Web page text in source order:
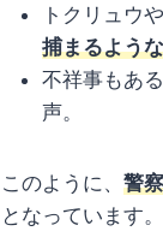
トクリュウ
捕まるよう
不祥事もあ
声。
このように、 警
となっています。